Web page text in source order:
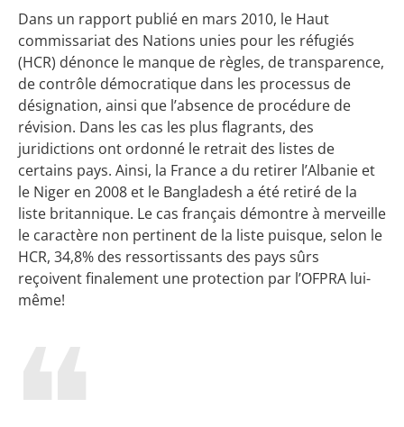
Dans un rapport publié en mars 2010, le Haut
commissariat des Nations unies pour les réfugiés
(HCR) dénonce le manque de règles, de transparence,
de contrôle démocratique dans les processus de
désignation, ainsi que l’absence de procédure de
révision. Dans les cas les plus flagrants, des
juridictions ont ordonné le retrait des listes de
certains pays. Ainsi, la France a du retirer l’Albanie et
le Niger en 2008 et le Bangladesh a été retiré de la
liste britannique. Le cas français démontre à merveille
le caractère non pertinent de la liste puisque, selon le
HCR, 34,8% des ressortissants des pays sûrs
reçoivent finalement une protection par l’OFPRA lui-
même!